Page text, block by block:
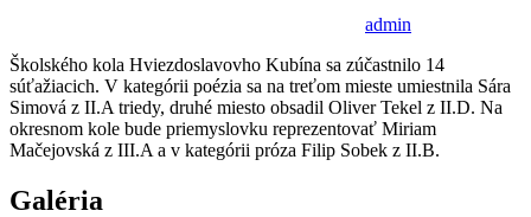
admin
Školského kola Hviezdoslavovho Kubína sa zúčastnilo 14
súťažiacich. V kategórii poézia sa na treťom mieste umiestnila Sára
Simová z II.A triedy, druhé miesto obsadil Oliver Tekel z II.D. Na
okresnom kole bude priemyslovku reprezentovať Miriam
Mačejovská z III.A a v kategórii próza Filip Sobek z II.B.
Galéria